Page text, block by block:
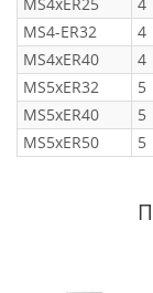
MS4-ER32
4
MS4xER40
4
MS5xER32
5
MS5xER40
5
MS5xER50
5